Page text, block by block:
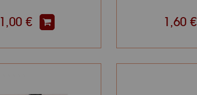
1,00 € 1,60 €